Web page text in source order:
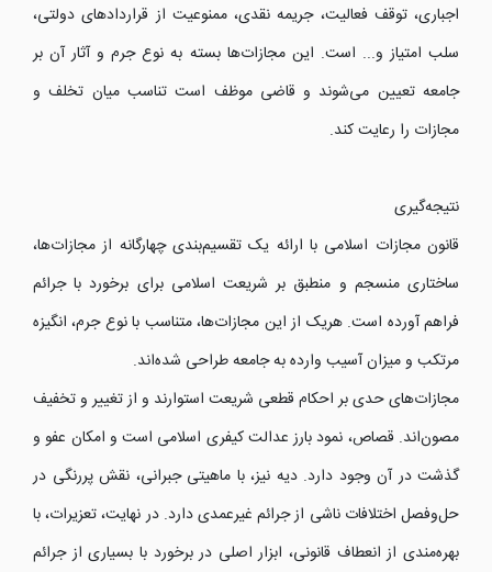
اجباری، توقف فعالیت، جریمه نقدی، ممنوعیت از قراردادهای دولتی،
سلب امتیاز و... است. این مجازات‌ها بسته به نوع جرم و آثار آن بر
جامعه تعیین می‌شوند و قاضی موظف است تناسب میان تخلف و
مجازات را رعایت کند.
نتیجه‌گیری
قانون مجازات اسلامی با ارائه یک تقسیم‌بندی چهارگانه از مجازات‌ها،
ساختاری منسجم و منطبق بر شریعت اسلامی برای برخورد با جرائم
فراهم آورده است. هریک از این مجازات‌ها، متناسب با نوع جرم، انگیزه
مرتکب و میزان آسیب وارده به جامعه طراحی شده‌اند.
مجازات‌های حدی بر احکام قطعی شریعت استوارند و از تغییر و تخفیف
مصون‌اند. قصاص، نمود بارز عدالت کیفری اسلامی است و امکان عفو و
گذشت در آن وجود دارد. دیه نیز، با ماهیتی جبرانی، نقش پررنگی در
حل‌وفصل اختلافات ناشی از جرائم غیرعمدی دارد. در نهایت، تعزیرات، با
بهره‌مندی از انعطاف قانونی، ابزار اصلی در برخورد با بسیاری از جرائم